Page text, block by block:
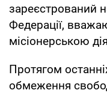
зареєстрований
Федерації,
місіонерською
Протягом
обмеження